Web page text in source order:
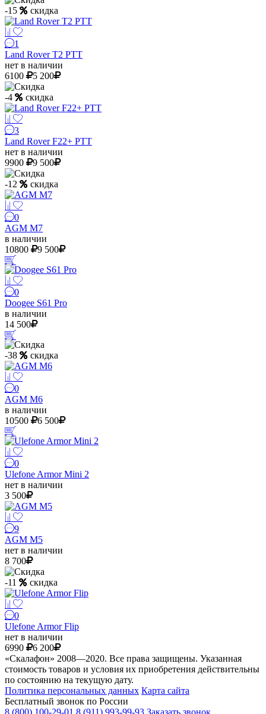
-15 скидка
1
Land Rover T2 PTT
нет в наличии
6100
5 200
-4 скидка
3
Land Rover F22+ PTT
нет в наличии
9900
9 500
-12 скидка
0
AGM M7
в наличии
10800
9 500
0
Doogee S61 Pro
в наличии
14 500
-38 скидка
0
AGM M6
в наличии
10500
6 500
0
Ulefone Armor Mini 2
нет в наличии
3 500
9
AGM M5
нет в наличии
8 700
-11 скидка
0
Ulefone Armor Flip
нет в наличии
6990
6 200
«Скалафон» 2008—2020. Все права защищены. Указанная
стоимость товаров и условия их приобретения действительны
по состоянию на текущую дату.
Политика персональных данных Карта сайта
Бесплатный звонок по России